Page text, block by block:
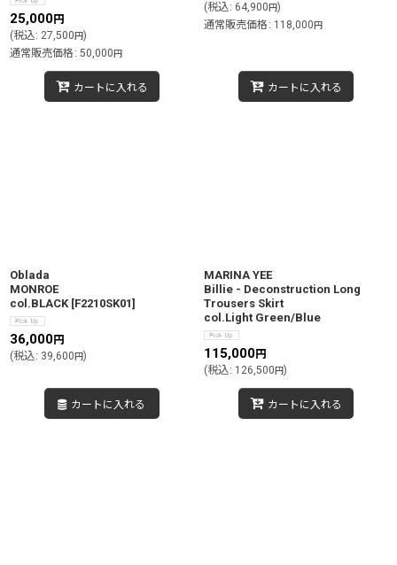
25,000円
(税込: 27,500円)
通常販売価格 : 50,000円
カートに入れる
(税込: 64,900円)
通常販売価格 : 118,000円
カートに入れる
Oblada
MONROE
col.BLACK [F2210SK01]
36,000円
(税込: 39,600円)
カートに入れる
MARINA YEE
Billie - Deconstruction Long
Trousers Skirt
col.Light Green/Blue
115,000円
(税込: 126,500円)
カートに入れる